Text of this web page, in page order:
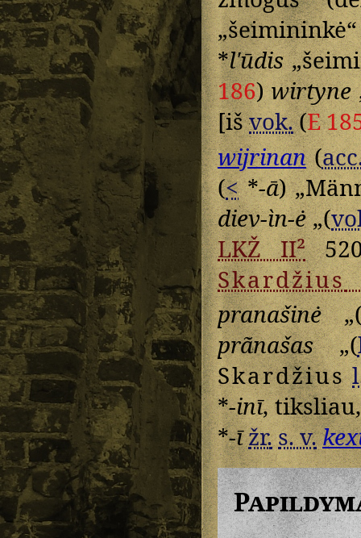
*lʹūdis
186)wirtyne
[išvok.(E
wijrinan(
(<*-ā)
diev-ìn-ė„(
LKŽ II²
Skardžius
pranašinė
prãnašas„(
Skardžius
*-inī,
*-īžr.s. v.